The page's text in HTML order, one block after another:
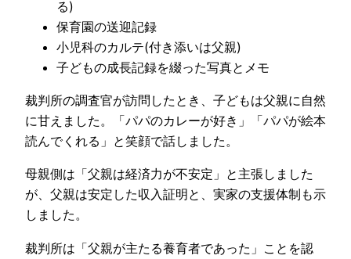
る)
保育園の送迎記録
小児科のカルテ(付き添いは父親)
子どもの成長記録を綴った写真とメモ
裁判所の調査官が訪問したとき、子どもは父親に自然
に甘えました。「パパのカレーが好き」「パパが絵本
読んでくれる」と笑顔で話しました。
母親側は「父親は経済力が不安定」と主張しました
が、父親は安定した収入証明と、実家の支援体制も示
しました。
裁判所は「父親が主たる養育者であった」ことを認